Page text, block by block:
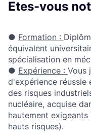
Etes-vous
● Formation :
équivalent
spécialisation en
● Expérience : Vous
d'expérience réussie
des risques
nucléaire, acquise
hautement exigeants
hauts risques).